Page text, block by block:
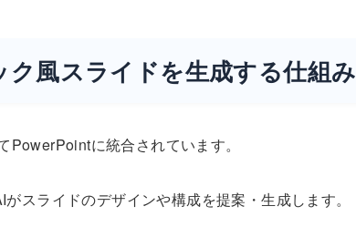
風スライドを生成する仕組み
に統合されています。
スライドのデザインや構成を提案・生成します。